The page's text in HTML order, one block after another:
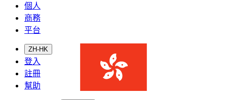
個人
商務
平台
ZH-HK
登入
註冊
幫助